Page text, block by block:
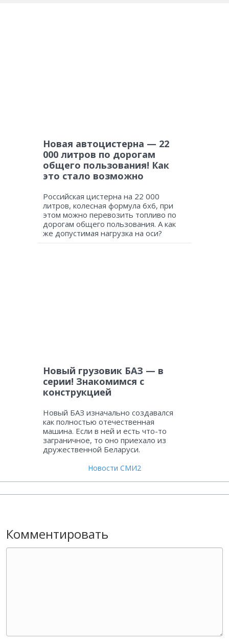
Новая автоцистерна — 22
000 литров по дорогам
общего пользования! Как
это стало возможно
Российская цистерна на 22 000
литров, колесная формула 6х6, при
этом можно перевозить топливо по
дорогам общего пользования. А как
же допустимая нагрузка на оси?
Новый грузовик БАЗ — в
серии! Знакомимся с
конструкцией
Новый БАЗ изначально создавался
как полностью отечественная
машина. Если в ней и есть что-то
заграничное, то оно приехало из
дружественной Беларуси.
Новости СМИ2
Комментировать